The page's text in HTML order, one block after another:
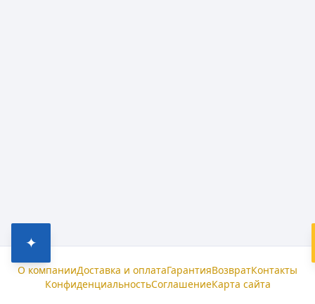
✦
О компанииДоставка и оплатаГарантияВозвратКонтакты
КонфиденциальностьСоглашениеКарта сайта